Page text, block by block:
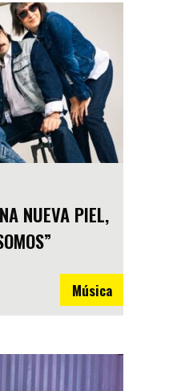
NUEVA PIEL,
Música